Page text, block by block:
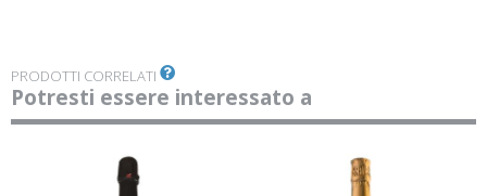
PRODOTTI CORRELATI
Potresti essere interessato a